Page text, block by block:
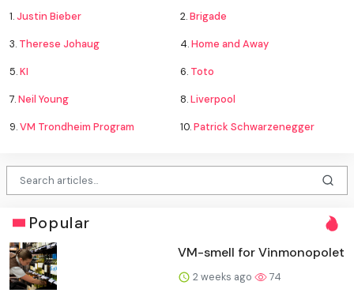
1.Justin Bieber 2.Brigade
3. Therese Johaug 4.Home and Away
5.KI 6. Toto
7.Neil Young 8.Liverpool
9.VM Trondheim Program 10.Patrick Schwarzenegger
Popular
VM-smell for Vinmonopolet
2 weeks ago 74